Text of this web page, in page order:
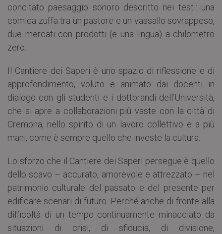
concitato paesaggio sonoro descritto nei testi: una
comica zuffa tra un pastore e un vassallo sovrappeso,
due mercati con prodotti (e una lingua) a chilometro
zero.
Il Cantiere dei Saperi è uno spazio di riflessione e di
approfondimento, voluto e animato dai docenti in
dialogo con gli studenti e i dottorandi dell’Università,
che si apre a collaborazioni più vaste con la città di
Cremona, nello spirito di un lavoro collettivo e a più
mani, come è sempre quello che investe la cultura.
Lo sforzo che il Cantiere dei Saperi persegue è quello
dello scavo – accurato, amorevole e attrezzato – nel
patrimonio culturale del passato e del presente per
edificare scenari di futuro. Perché anche di fronte alla
difficoltà di un tempo continuamente minacciato da
situazioni di crisi, di sfiducia, di divisione,